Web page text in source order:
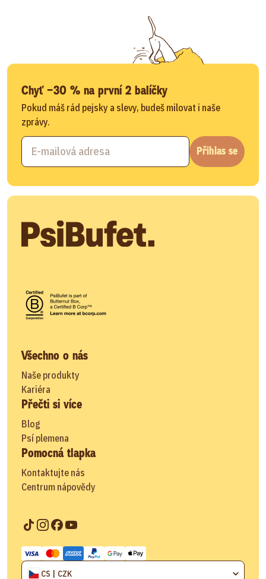
Chyť −30 % na první 2 balíčky
Pokud máš rád pejsky a slevy, budeš milovat i naše
zprávy.
Přihlas se
Všechno o nás
Naše produkty
Kariéra
Přečti si více
Blog
Psí plemena
Pomocná tlapka
Kontaktujte nás
Centrum nápovědy
CS | CZK